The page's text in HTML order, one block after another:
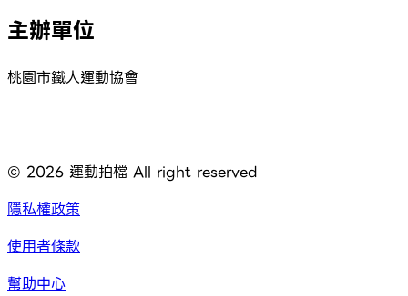
主辦單位
桃園市鐵人運動協會
© 2026 運動拍檔 All right reserved
隱私權政策
使用者條款
幫助中心